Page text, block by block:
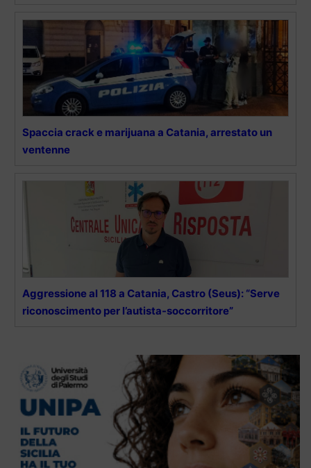
Spaccia crack e marijuana a Catania, arrestato un
ventenne
Aggressione al 118 a Catania, Castro (Seus): “Serve
riconoscimento per l’autista-soccorritore”